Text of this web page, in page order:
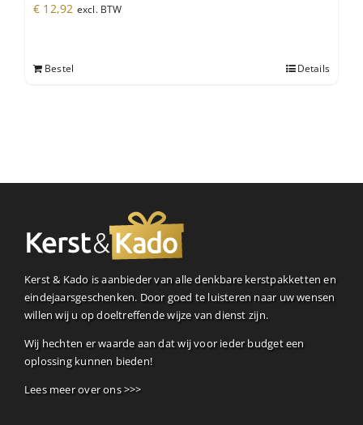
€ 12,92 excl. BTW
Bestel Details
Kerst & Kado is aanbieder van alle denkbare kerstpakketten en
eindejaarsgeschenken. Door goed te luisteren naar uw wensen
willen wij u op doeltreffende wijze van dienst zijn.
Wij hechten er waarde aan dat wij voor ieder budget een
oplossing kunnen bieden!
Lees meer over ons >>>